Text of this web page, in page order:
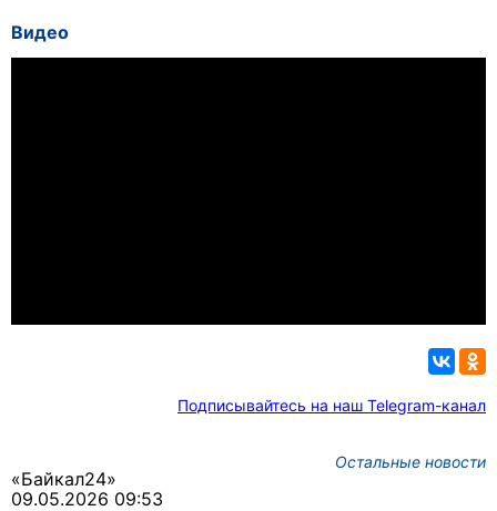
Видео
Подписывайтесь на наш Telegram-канал
Остальные новости
«Байкал24»
09.05.2026 09:53